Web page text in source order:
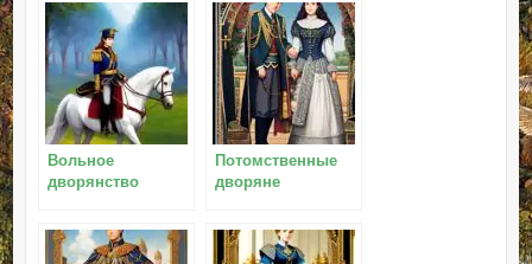
Вольное
дворянство
Потомственные
дворяне